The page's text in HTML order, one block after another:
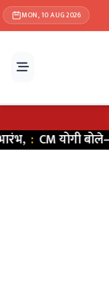
MON, 10 AUG 2026
:CM योगी बोले— ‘सत्ता